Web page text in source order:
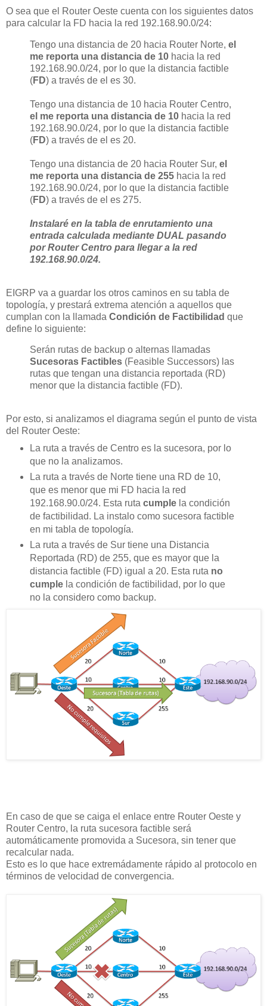
O sea que el Router Oeste cuenta con los siguientes datos
para calcular la FD hacia la red 192.168.90.0/24:
Tengo una distancia de 20 hacia Router Norte, el
me reporta una distancia de 10 hacia la red
192.168.90.0/24, por lo que la distancia factible
(FD) a través de el es 30.
Tengo una distancia de 10 hacia Router Centro,
el me reporta una distancia de 10 hacia la red
192.168.90.0/24, por lo que la distancia factible
(FD) a través de el es 20.
Tengo una distancia de 20 hacia Router Sur, el
me reporta una distancia de 255 hacia la red
192.168.90.0/24, por lo que la distancia factible
(FD) a través de el es 275.
Instalaré en la tabla de enrutamiento una
entrada calculada mediante DUAL pasando
por Router Centro para llegar a la red
192.168.90.0/24.
EIGRP va a guardar los otros caminos en su tabla de
topología, y prestará extrema atención a aquellos que
cumplan con la llamada Condición de Factibilidad que
define lo siguiente:
Serán rutas de backup o alternas llamadas
Sucesoras Factibles (Feasible Successors) las
rutas que tengan una distancia reportada (RD)
menor que la distancia factible (FD).
Por esto, si analizamos el diagrama según el punto de vista
del Router Oeste:
La ruta a través de Centro es la sucesora, por lo
que no la analizamos.
La ruta a través de Norte tiene una RD de 10,
que es menor que mi FD hacia la red
192.168.90.0/24. Esta ruta cumplela condición
de factibilidad. La instalo como sucesora factible
en mi tabla de topología.
La ruta a través de Sur tiene una Distancia
Reportada (RD) de 255, que es mayor que la
distancia factible (FD) igual a 20. Esta ruta no
cumple la condición de factibilidad, por lo que
no la considero como backup.
En caso de que se caiga el enlace entre Router Oeste y
Router Centro, la ruta sucesora factible será
automáticamente promovida a Sucesora, sin tener que
recalcular nada.
Esto es lo que hace extremádamente rápido al protocolo en
términos de velocidad de convergencia.